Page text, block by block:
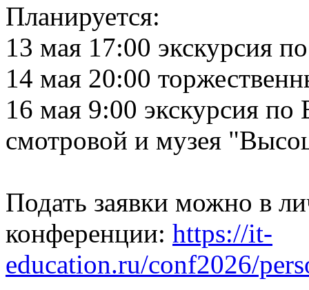
Планируется:
13 мая 17:00 экскурсия
14 мая 20:00
16 мая 9:00 экскурсия
смотровой и музея
Подать заявки можно в
конференции: https://it-
education.ru/conf2026/